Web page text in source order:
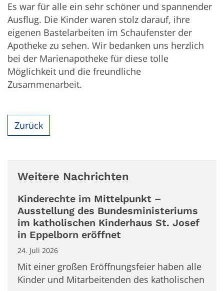
Es war für alle ein sehr schöner und spannender
Ausflug. Die Kinder waren stolz darauf, ihre
eigenen Bastelarbeiten im Schaufenster der
Apotheke zu sehen. Wir bedanken uns herzlich
bei der Marienapotheke für diese tolle
Möglichkeit und die freundliche
Zusammenarbeit.
Zurück
Weitere Nachrichten
Kinderechte im Mittelpunkt –
Ausstellung des Bundesministeriums
im katholischen Kinderhaus St. Josef
in Eppelborn eröffnet
24. Juli 2026
Mit einer großen Eröffnungsfeier haben alle
Kinder und Mitarbeitenden des katholischen